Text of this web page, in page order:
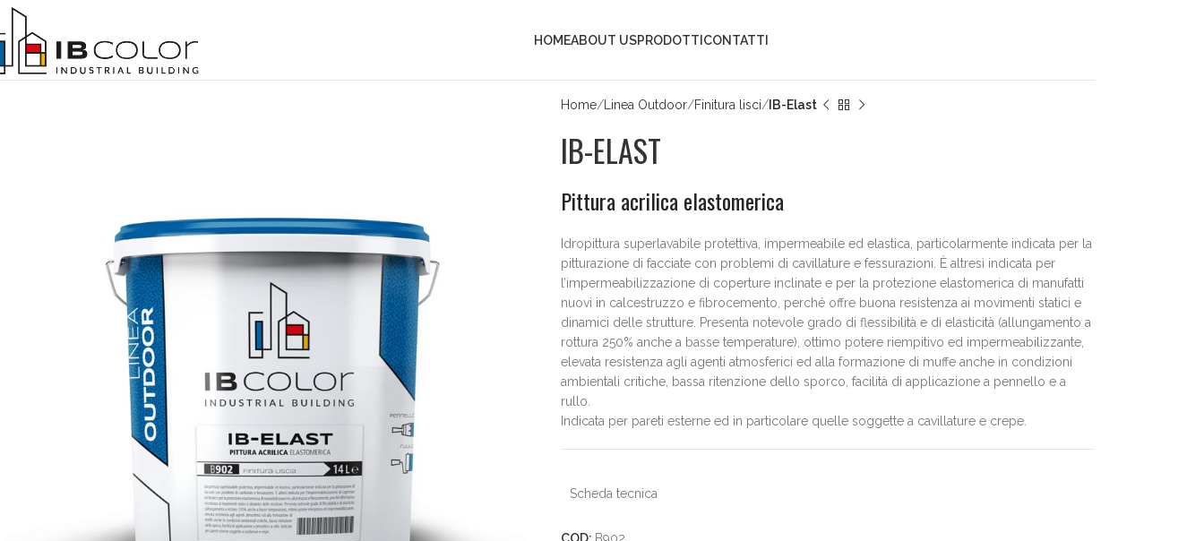
HOMEABOUT USPRODOTTICONTATTI
Home Linea Outdoor Finitura lisci IB-Elast
IB-ELAST
Pittura acrilica elastomerica
Idropittura superlavabile protettiva, impermeabile ed elastica, particolarmente indicata per la
pitturazione di facciate con problemi di cavillature e fessurazioni. È altresì indicata per
l’impermeabilizzazione di coperture inclinate e per la protezione elastomerica di manufatti
nuovi in calcestruzzo e fibrocemento, perché offre buona resistenza ai movimenti statici e
dinamici delle strutture. Presenta notevole grado di flessibilità e di elasticità (allungamento a
rottura 250% anche a basse temperature), ottimo potere riempitivo ed impermeabilizzante,
elevata resistenza agli agenti atmosferici ed alla formazione di muffe anche in condizioni
ambientali critiche, bassa ritenzione dello sporco, facilità di applicazione a pennello e a
rullo.
Indicata per pareti esterne ed in particolare quelle soggette a cavillature e crepe.
Scheda tecnica